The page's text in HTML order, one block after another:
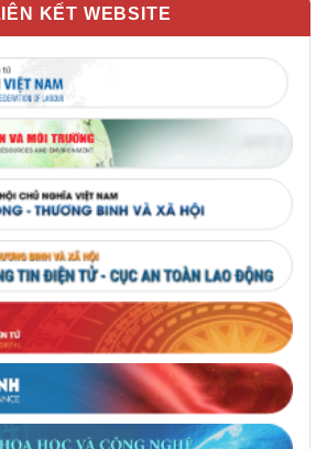
KẾT WEBSITE